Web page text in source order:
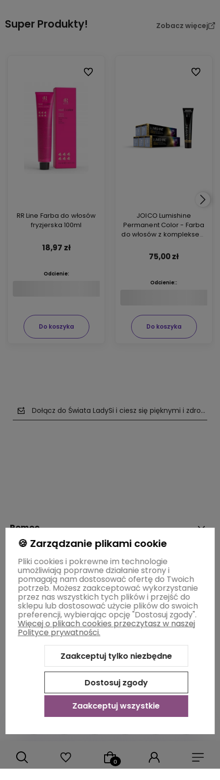
Super Produkty! Zobacz więcej
RR Line Farba do włosów
fryzjerska 100ml
18,97 zł
Do koszyka
Odcienie:
Do ulubionych
JOICO Lumishine
Permanent Color - Farba
do włosów z kompleksem
włosy 74ml
75,00 zł
Do koszyka
Odcienie::
Do
Dołącz do Świata LadySi i ciesz się pięknymi i
Pomoc
Moje konto
Płatności i dostawa
Informacje
3.0™
od GrowCommerce
🍪 Zarządzanie plikami cookie
Pliki cookies i pokrewne im technologie
umożliwiają poprawne działanie strony i
pomagają nam dostosować ofertę do Twoich
potrzeb. Możesz zaakceptować wykorzystanie
przez nas wszystkich tych plików i przejść do
sklepu lub dostosować użycie plików do swoich
preferencji, wybierając opcję "Dostosuj zgody".
Więcej o plikach cookies przeczytasz w naszej
Polityce prywatności.
Zaakceptuj tylko niezbędne
Dostosuj zgody
Zaakceptuj wszystkie